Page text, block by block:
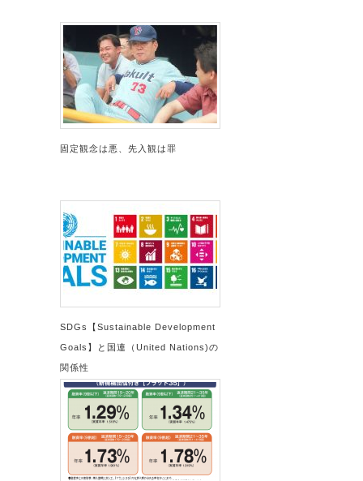
固定観念は悪、先入観は罪
SDGs【Sustainable Development
Goals】と国連（United Nations)の
関係性